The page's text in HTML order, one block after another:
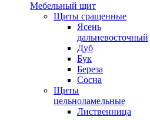
Мебельный щит
Щиты сращенные
Ясень
дальневосточный
Дуб
Бук
Береза
Сосна
Щиты
цельноламельные
Лиственница